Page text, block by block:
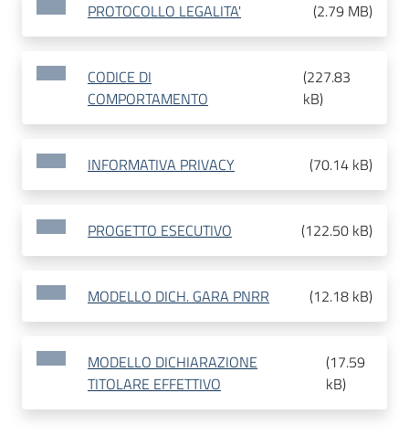
PROTOCOLLO LEGALITA' (2.79 MB)
CODICE DI
COMPORTAMENTO
(227.83
kB)
INFORMATIVA PRIVACY (70.14 kB)
PROGETTO ESECUTIVO (122.50 kB)
MODELLO DICH. GARA PNRR (12.18 kB)
MODELLO DICHIARAZIONE
TITOLARE EFFETTIVO
(17.59
kB)